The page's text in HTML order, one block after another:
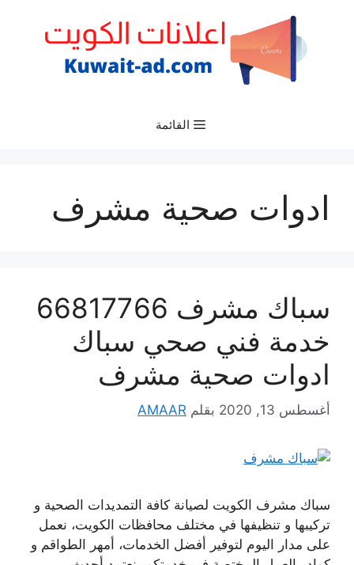
القائمة
ادوات صحية مشرف
سباك مشرف 66817766
خدمة فني صحي سباك
ادوات صحية مشرف
أغسطس 13, 2020 بقلم AMAAR
سباك مشرف الكويت لصيانة كافة التمديدات الصحية و
تركيبها و تنظيفها في مختلف محافظات الكويت، نعمل
على مدار اليوم لتوفير أفضل الخدمات، أمهر الطواقم و